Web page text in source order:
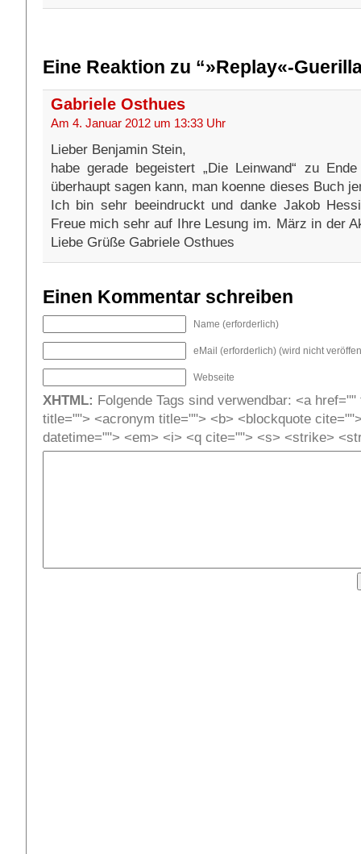
Eine Reaktion zu “»Replay«-
Gabriele Osthues
Am 4. Januar 2012 um 13:33 Uhr
Lieber Benjamin Stein,
habe gerade begeistert „Die Leinwand“ zu
überhaupt sagen kann, man koenne dieses Buch
Ich bin sehr beeindruckt und danke Jakob
Freue mich sehr auf Ihre Lesung im. März in der
Liebe Grüße Gabriele Osthues
Einen Kommentar schreiben
Name (erforderlich)
eMail (erforderlich) (wird nicht
Webseite
XHTML: Folgende Tags sind verwendbar: <a
title=""> <acronym title=""> <b> <blockquote
datetime=""> <em> <i> <q cite=""> <s> <strike>